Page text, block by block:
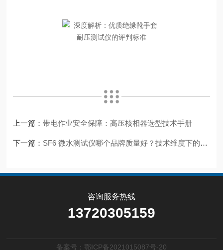
上一篇：带电作业安全保障：高压核相器选型技术手册
下一篇： SF6 微水测试仪哪个品牌质量好？技术维度下的品质评估指南
咨询服务热线
13720305159
备案号：鄂ICP备2021015087号-20